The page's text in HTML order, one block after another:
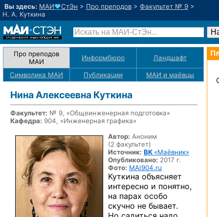
Вы здесь: МАИ♥СтЭн > Про преподов > Факультет № 9 >
Н. А. Куткина
Про преподов
МАИ
Информбюро Ландшафт
Символика МАИ Публикации МАИ и маёвцы
Нина Алексеевна Куткина
Факультет: № 9, «Общеинженерная подготовка»
Кафедра: 904, «Инженерная графика»
Автор: Аноним
(2 факультет)
Источник: ВК «Маёвник»
Опубликовано: 2017 г.
Фото: MAI904.ru
Куткина объясняет
интересно и понятно,
на парах особо
скучно не бывает.